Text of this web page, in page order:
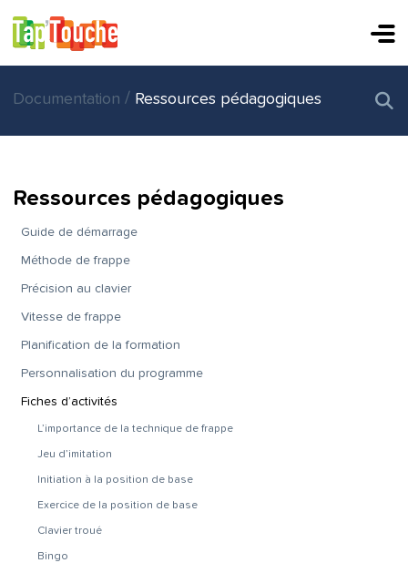
Documentation / Ressources pédagogiques
Ressources pédagogiques
Guide de démarrage
Méthode de frappe
Précision au clavier
Vitesse de frappe
Planification de la formation
Personnalisation du programme
Fiches d’activités
L’importance de la technique de frappe
Jeu d’imitation
Initiation à la position de base
Exercice de la position de base
Clavier troué
Bingo